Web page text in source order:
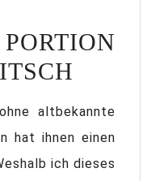
altbekannte
hat ihnen einen
ich dieses